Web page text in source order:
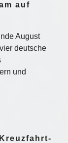
auf
August
deutsche
und